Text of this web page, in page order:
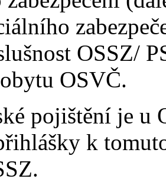
OSSZ/
OSVČ.
pojištění je u
k